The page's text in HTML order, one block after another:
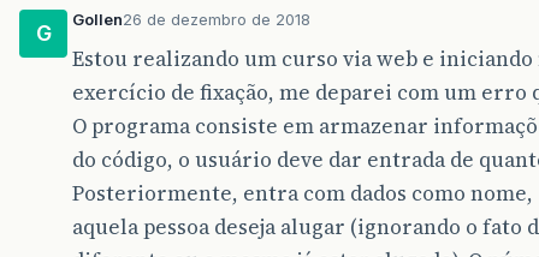
G
Gollen26 de dezembro de 2018
Estou realizando um curso via web e iniciando
exercício de fixação, me deparei com um
O programa consiste em armazenar
do código, o usuário deve dar entrada de
Posteriormente, entra com dados como
aquela pessoa deseja alugar (ignorando o fato